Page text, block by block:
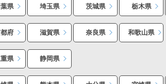
県 埼玉県 茨城県 栃木県
府 滋賀県 奈良県 和歌山県
県 静岡県